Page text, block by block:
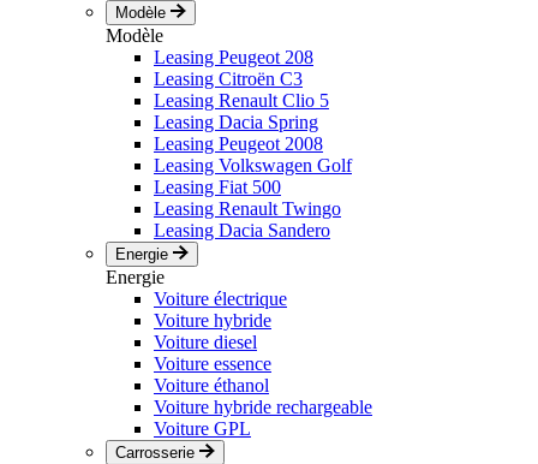
Modèle
Modèle
Leasing Peugeot 208
Leasing Citroën C3
Leasing Renault Clio 5
Leasing Dacia Spring
Leasing Peugeot 2008
Leasing Volkswagen Golf
Leasing Fiat 500
Leasing Renault Twingo
Leasing Dacia Sandero
Energie
Energie
Voiture électrique
Voiture hybride
Voiture diesel
Voiture essence
Voiture éthanol
Voiture hybride rechargeable
Voiture GPL
Carrosserie